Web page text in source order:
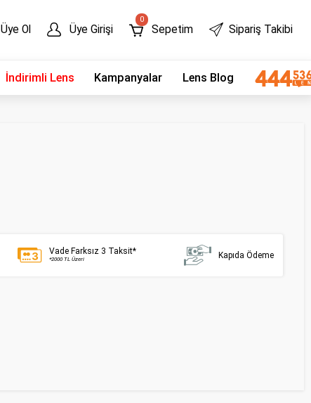
Üye Ol Üye Girişi
0
Sepetim Sipariş Takibi
İndirimli Lens Kampanyalar Lens Blog
Vade Farksız 3 Taksit*
*2000 TL Üzeri Kapıda Ödeme